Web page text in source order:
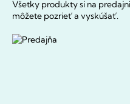
Všetky produkty si na predajni
môžete pozrieť a vyskúšať.